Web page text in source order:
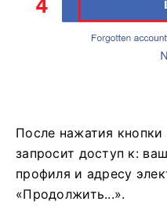
После нажатия
запросит доступ к:
профиля и адресу
«Продолжить...».